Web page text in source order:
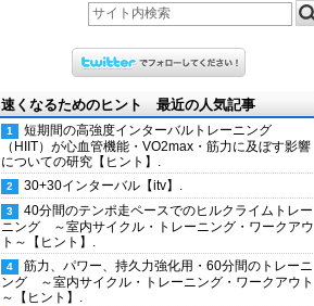
速くなるためのヒント 最近の人気記事
短期間の高強度インターバルトレーニング
（HIIT）が心血管機能・VO2max・筋力に及ぼす影響
についての研究【ヒント】.
30+30インターバル【itv】.
40分間のテンポ走ペースでのヒルクライムトレー
ニング ～室内サイクル・トレーニング・ワークアウ
ト～【ヒント】.
筋力、パワー、持久力強化用・60分間のトレーニ
ング ～室内サイクル・トレーニング・ワークアウト
～【ヒント】.